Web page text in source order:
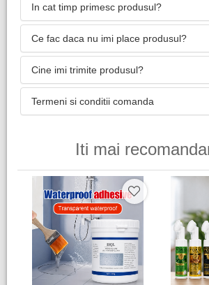
In cat timp primesc produsul?
Ce fac daca nu imi place produsul?
Cine imi trimite produsul?
Termeni si conditii comanda
Iti mai